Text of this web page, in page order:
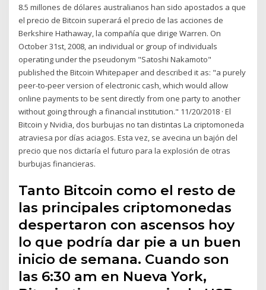
8.5 millones de dólares australianos han sido apostados a que
el precio de Bitcoin superará el precio de las acciones de
Berkshire Hathaway, la compañía que dirige Warren. On
October 31st, 2008, an individual or group of individuals
operating under the pseudonym "Satoshi Nakamoto"
published the Bitcoin Whitepaper and described it as: "a purely
peer-to-peer version of electronic cash, which would allow
online payments to be sent directly from one party to another
without going through a financial institution." 11/20/2018 · El
Bitcoin y Nvidia, dos burbujas no tan distintas La criptomoneda
atraviesa por días aciagos. Esta vez, se avecina un bajón del
precio que nos dictaría el futuro para la explosión de otras
burbujas financieras.
Tanto Bitcoin como el resto de
las principales criptomonedas
despertaron con ascensos hoy
lo que podría dar pie a un buen
inicio de semana. Cuando son
las 6:30 am en Nueva York,